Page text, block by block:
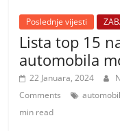
i
Poslednje vijesti
Lista top 15
automobila
22 Januara, 2024
Comments
automobil
min read